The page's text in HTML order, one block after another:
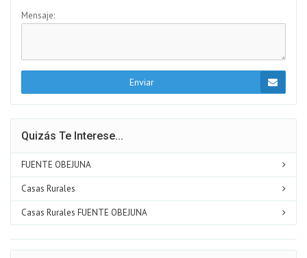
Mensaje:
Enviar
Quizás Te Interese...
FUENTE OBEJUNA
Casas Rurales
Casas Rurales FUENTE OBEJUNA